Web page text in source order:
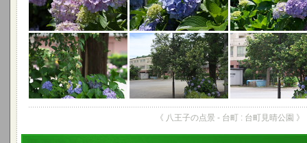
《 八王子の点景 - 台町 : 台町見晴公園 》